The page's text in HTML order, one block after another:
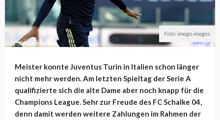
Foto: imago images
Meister konnte Juventus Turin in Italien schon länger
nicht mehr werden. Am letzten Spieltag der Serie A
qualifizierte sich die alte Dame aber noch knapp für die
Champions League. Sehr zur Freude des FC Schalke 04,
denn damit werden weitere Zahlungen im Rahmen der